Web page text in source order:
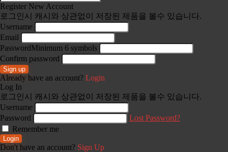
Register New Account
로그인시 캐시와 상관없이 저장된 제품을 볼수 있습니다.
Username
Email
PasswordMinimum 6 symbols
Confirm password
Sign up
Already have an account? Login
Log In
로그인시 캐시와 상관없이 저장된 제품을 볼수 있습니다.
Username
Password
Lost Password?
Remember me
Login
Don't have an account? Sign Up